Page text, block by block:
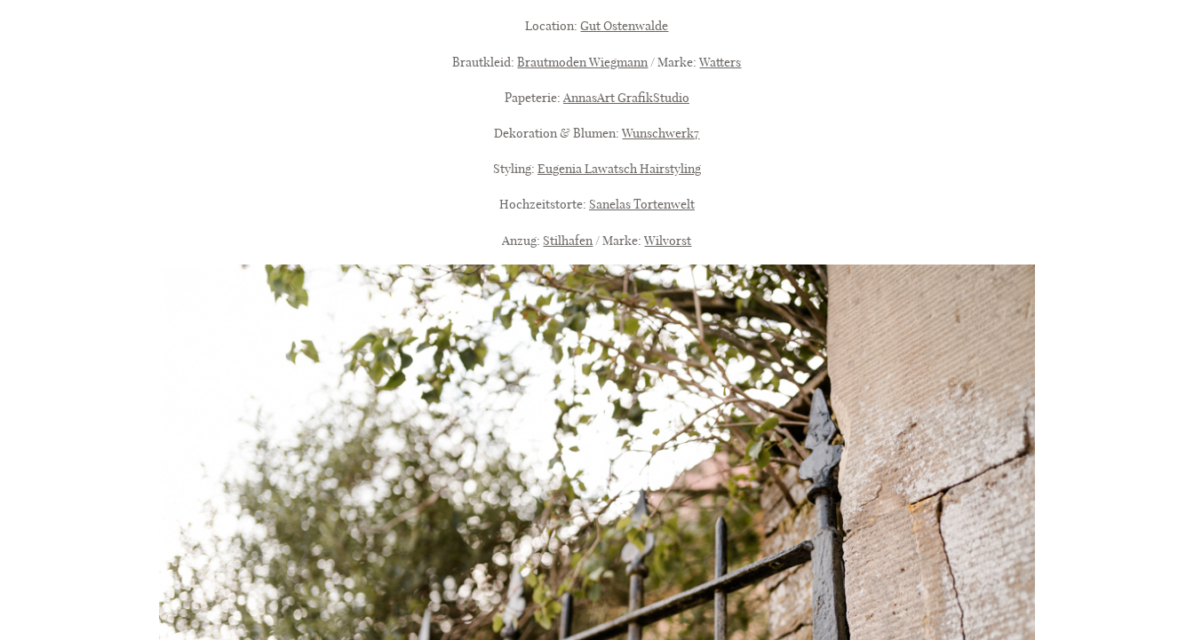
Location:Gut Ostenwalde
Brautkleid:Brautmoden Wiegmann / Marke:Watters
Papeterie: AnnasArt GrafikStudio
Dekoration & Blumen:Wunschwerk7
Styling: Eugenia Lawatsch Hairstyling
Hochzeitstorte: Sanelas Tortenwelt
Anzug: Stilhafen / Marke:Wilvorst